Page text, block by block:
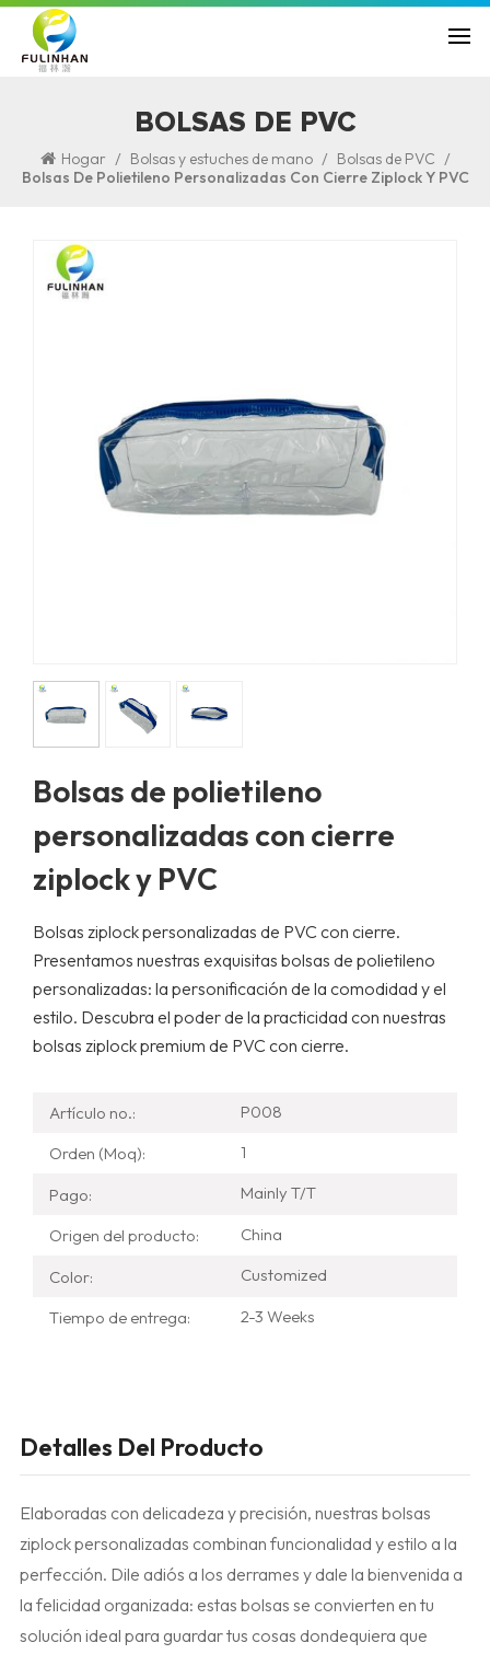
BOLSAS DE PVC
Hogar / Bolsas y estuches de mano / Bolsas de PVC /
Bolsas De Polietileno Personalizadas Con Cierre Ziplock Y PVC
Bolsas de polietileno
personalizadas con cierre
ziplock y PVC
Bolsas ziplock personalizadas de PVC con cierre.
Presentamos nuestras exquisitas bolsas de polietileno
personalizadas: la personificación de la comodidad y el
estilo. Descubra el poder de la practicidad con nuestras
bolsas ziplock premium de PVC con cierre.
Artículo no.: P008
Orden (Moq): 1
Pago: Mainly T/T
Origen del producto: China
Color: Customized
Tiempo de entrega: 2-3 Weeks
Detalles Del Producto
Elaboradas con delicadeza y precisión, nuestras bolsas
ziplock personalizadas combinan funcionalidad y estilo a la
perfección. Dile adiós a los derrames y dale la bienvenida a
la felicidad organizada: estas bolsas se convierten en tu
solución ideal para guardar tus cosas dondequiera que